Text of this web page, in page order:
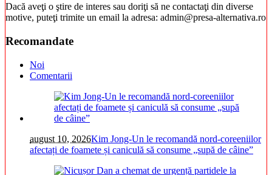
Dacă aveţi o ştire de interes sau doriţi să ne contactaţi din diverse
motive, puteţi trimite un email la adresa: admin@presa-alternativa.ro
Recomandate
Noi
Comentarii
august 10, 2026Kim Jong-Un le recomandă nord-coreeniilor
afectați de foamete și caniculă să consume „supă de câine”